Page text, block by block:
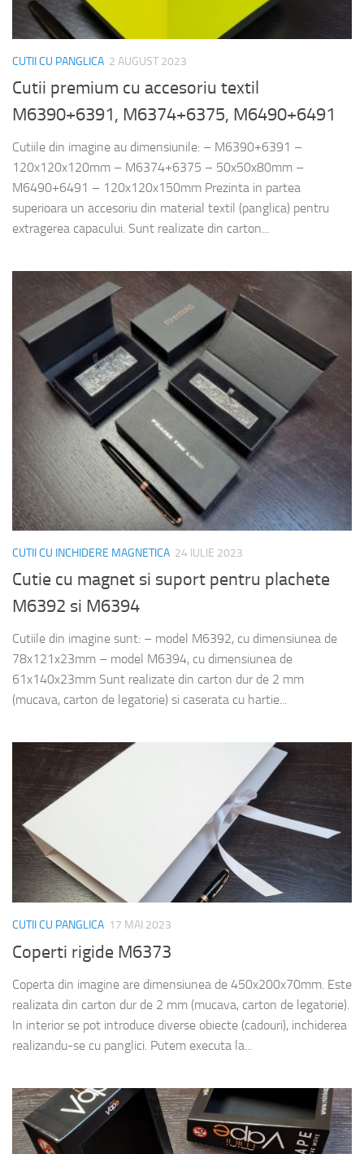
CUTII CU PANGLICA 2 AUGUST 2023
Cutii premium cu accesoriu textil
M6390+6391, M6374+6375, M6490+6491
Cutiile din imagine au dimensiunile: – M6390+6391 –
120x120x120mm – M6374+6375 – 50x50x80mm –
M6490+6491 – 120x120x150mm Prezinta in partea
superioara un accesoriu din material textil (panglica) pentru
extragerea capacului. Sunt realizate din carton...
CUTII CU INCHIDERE MAGNETICA 24 IULIE 2023
Cutie cu magnet si suport pentru plachete
M6392 si M6394
Cutiile din imagine sunt: – model M6392, cu dimensiunea de
78x121x23mm – model M6394, cu dimensiunea de
61x140x23mm Sunt realizate din carton dur de 2 mm
(mucava, carton de legatorie) si caserata cu hartie...
CUTII CU PANGLICA 17 MAI 2023
Coperti rigide M6373
Coperta din imagine are dimensiunea de 450x200x70mm. Este
realizata din carton dur de 2 mm (mucava, carton de legatorie).
In interior se pot introduce diverse obiecte (cadouri), inchiderea
realizandu-se cu panglici. Putem executa la...